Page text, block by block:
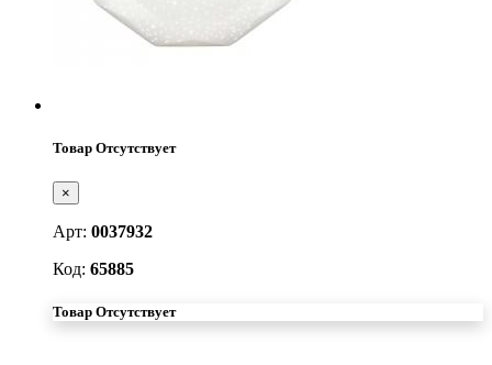
Товар Отсутствует
×
Арт: 0037932
Код: 65885
Товар Отсутствует